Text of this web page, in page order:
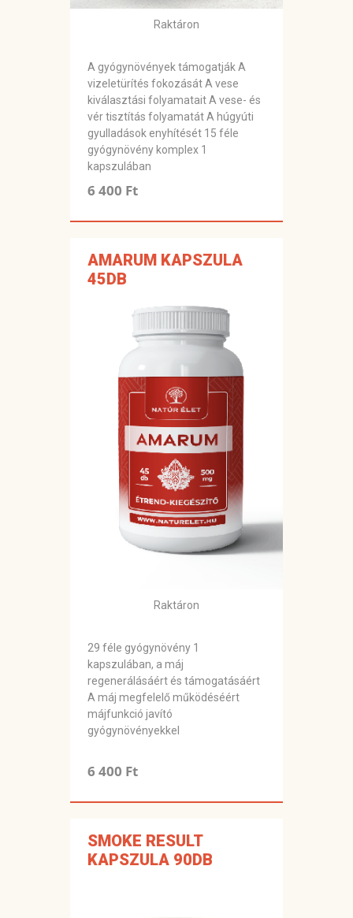
Raktáron
A gyógynövények támogatják A
vizeletürítés fokozását A vese
kiválasztási folyamatait A vese- és
vér tisztítás folyamatát A húgyúti
gyulladások enyhítését 15 féle
gyógynövény komplex 1
kapszulában
6 400 Ft
AMARUM KAPSZULA
45DB
Raktáron
29 féle gyógynövény 1
kapszulában, a máj
regenerálásáért és támogatásáért
A máj megfelelő működéséért
májfunkció javító
gyógynövényekkel
6 400 Ft
SMOKE RESULT
KAPSZULA 90DB